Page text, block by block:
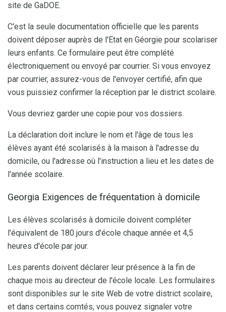
site de GaDOE.
C'est la seule documentation officielle que les parents
doivent déposer auprès de l'Etat en Géorgie pour scolariser
leurs enfants. Ce formulaire peut être complété
électroniquement ou envoyé par courrier. Si vous envoyez
par courrier, assurez-vous de l'envoyer certifié, afin que
vous puissiez confirmer la réception par le district scolaire.
Vous devriez garder une copie pour vos dossiers.
La déclaration doit inclure le nom et l'âge de tous les
élèves ayant été scolarisés à la maison à l'adresse du
domicile, ou l'adresse où l'instruction a lieu et les dates de
l'année scolaire.
Georgia Exigences de fréquentation à domicile
Les élèves scolarisés à domicile doivent compléter
l'équivalent de 180 jours d'école chaque année et 4,5
heures d'école par jour.
Les parents doivent déclarer leur présence à la fin de
chaque mois au directeur de l'école locale. Les formulaires
sont disponibles sur le site Web de votre district scolaire,
et dans certains comtés, vous pouvez signaler votre